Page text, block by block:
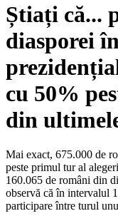
Știați că...
diasporei
cu 50%
din
Mai exact, 675.000 de
peste primul tur al
160.065 de români din
observă că în intervalul
participare între turul